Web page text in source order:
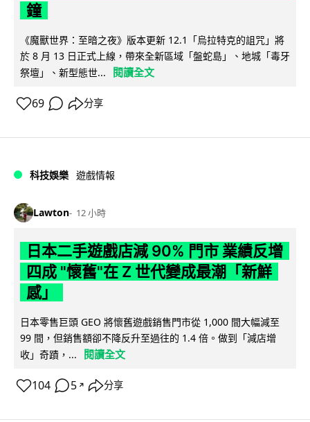
鐘
《魔獸世界：至暗之夜》版本更新 12.1「烏拉特克的詛咒」將
於 8 月 13 日正式上線，帶來全新區域「盤蛇島」、地城「毒牙
祭壇」、新型態世...
閱讀全文
69 分享
科技娛樂 遊戲情報
Lawton 12 小時
日本二手遊戲店減 90% 門市 業績反增
四成 "懷舊"在 Z 世代變成最潮「新鮮
感」
日本零售巨頭 GEO 將懷舊遊戲銷售門市從 1,000 間大幅減至
99 間，但銷售額卻不降反升至過往的 1.4 倍。做到「減店增
收」奇蹟，...
閱讀全文
104 5 ↗ 分享